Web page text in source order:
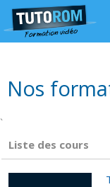
Nos
`
Liste des cours